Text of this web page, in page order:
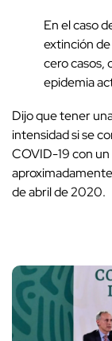
En el caso
extinción
cero casos,
epidemia
Dijo que tener
intensidad si se
COVID-19 con
de abril de 2020.